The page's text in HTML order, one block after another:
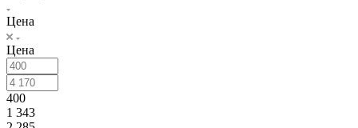
Цена
Цена
400
1 343